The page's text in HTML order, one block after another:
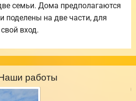
семьи. Дома предполагаются
поделены на две части, для
вход.
работы